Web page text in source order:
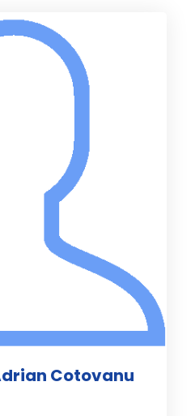
Cotovanu